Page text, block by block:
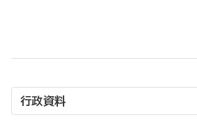
行政資料